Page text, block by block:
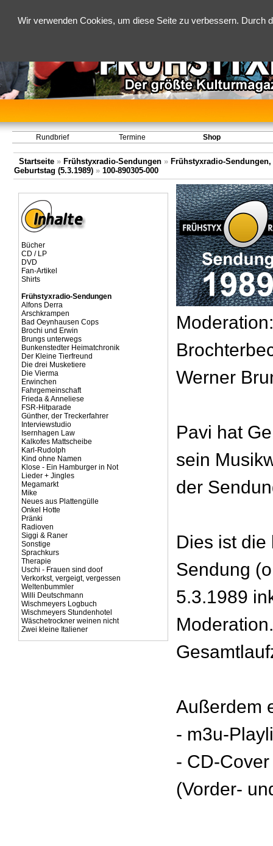
Wir verwenden Cookies, um diese Seite zu verbessern.
Rundbrief Termine Shop
Startseite » Frühstyxradio-Sendungen » Frühstyxradio-
Geburtstag (5.3.1989) » 100-890305-000
Bücher
CD / LP
DVD
Fan-Artikel
Shirts
Frühstyxradio-Sendungen
Alfons Derra
Arschkrampen
Bad Oeynhausen Cops
Brochi und Erwin
Brungs unterwegs
Bunkenstedter Heimatchronik
Der Kleine Tierfreund
Die drei Musketiere
Die Vierma
Erwinchen
Fahrgemeinschaft
Frieda & Anneliese
FSR-Hitparade
Günther, der Treckerfahrer
Interviewstudio
Isernhagen Law
Kalkofes Mattscheibe
Karl-Rudolph
Kind ohne Namen
Klose - Ein Hamburger in Not
Lieder + Jingles
Megamarkt
Mike
Neues aus Plattengülle
Onkel Hotte
Pränki
Radioven
Siggi & Raner
Sonstige
Sprachkurs
Therapie
Uschi - Frauen sind doof
Verkorkst, vergeigt, vergessen
Weltenbummler
Willi Deutschmann
Wischmeyers Logbuch
Wischmeyers Stundenhotel
Wäschetrockner weinen nicht
Zwei kleine Italiener
Werner
Pavi hat
sein
der
Dies ist die
Sendung
5.3.1989
Moderation.
Außerdem
- m3u-
- CD-
(Vorder-